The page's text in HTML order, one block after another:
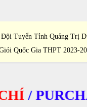
Đội Tuyển TP Cần Thơ
Giỏi Quốc Gia THPT 2023-
PURCHASE